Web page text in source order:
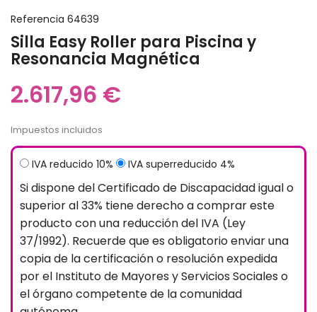
Referencia 64639
Silla Easy Roller para Piscina y
Resonancia Magnética
2.617,96 €
Impuestos incluidos
IVA reducido 10% IVA superreducido 4%
Si dispone del Certificado de Discapacidad igual o
superior al 33% tiene derecho a comprar este
producto con una reducción del IVA (Ley
37/1992). Recuerde que es obligatorio enviar una
copia de la certificación o resolución expedida
por el Instituto de Mayores y Servicios Sociales o
el órgano competente de la comunidad